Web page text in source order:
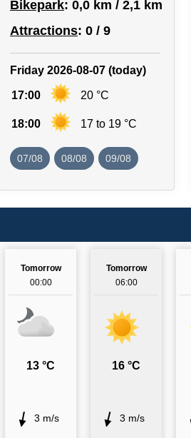
Bikepark: 0,0 km / 2,1 km
Attractions: 0 / 9
Friday 2026-08-07 (today)
17:00 20 °C
18:00 17 to 19 °C
07/08 08/08 09/08
Tomorrow
00:00
13 °C
3 m/s
Tomorrow
06:00
16 °C
3 m/s